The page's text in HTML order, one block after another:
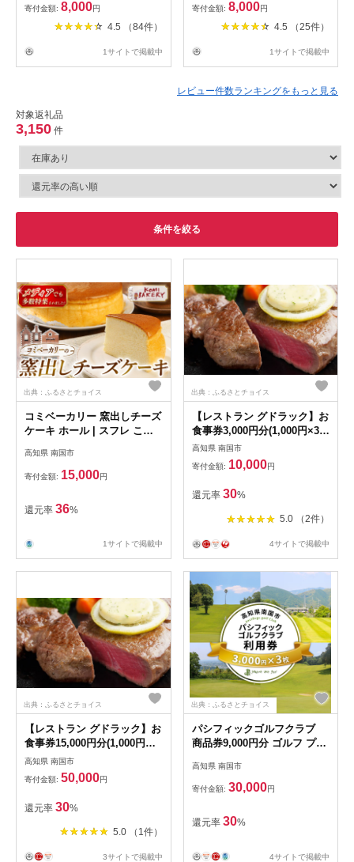
寄付金額: 8,000円
4.5 （84件）
1サイトで掲載中
プレゼント ギフト お菓子 ス
イーツ プリン 人気 おすすめ
寄付金額: 8,000円
4.5 （25件）
1サイトで掲載中
レビュー件数ランキングをもっと見る
対象返礼品
3,150 件
条件を絞る
出典：ふるさとチョイス
コミベーカリー 窯出しチーズ
ケーキ ホール | スフレ こだ
ーズ おかし 取り寄せ 誕生日
ギフト プレゼント スイーツ
高知県 南国市
寄付金額: 15,000円
還元率 36%
1サイトで掲載中
出典：ふるさとチョイス
【レストラン グドラック】お
食事券3,000円分(1,000円×3
枚)
高知県 南国市
寄付金額: 10,000円
還元率 30%
5.0 （2件）
4サイトで掲載中
出典：ふるさとチョイス
【レストラン グドラック】お
食事券15,000円分(1,000円
×15枚)
高知県 南国市
寄付金額: 50,000円
還元率 30%
5.0 （1件）
3サイトで掲載中
出典：ふるさとチョイス
パシフィックゴルフクラブ
商品券9,000円分 ゴルフ プレ
高知県 南国市
寄付金額: 30,000円
還元率 30%
4サイトで掲載中